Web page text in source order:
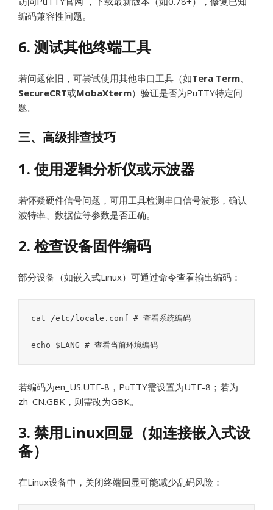
编码兼容性问题。
6. 测试其他终端工具
若问题依旧，可尝试使用其他串口工具（如Tera Term、
SecureCRT或MobaXterm）验证是否为PuTTY特定问
题。
三、高级排查技巧
1. 使用逻辑分析仪或示波器
若怀疑硬件信号问题，可用工具检测串口信号波形，确认
波特率、数据位等参数是否正确。
2. 检查设备固件编码
部分设备（如嵌入式Linux）可通过命令查看输出编码：
cat /etc/locale.conf # 查看系统编码
echo $LANG # 查看当前环境编码
若编码为en_US.UTF-8，PuTTY需设置为UTF-8；若为
zh_CN.GBK，则需改为GBK。
3. 禁用Linux回显（如连接嵌入式设
备）
在Linux设备中，关闭终端回显可能减少乱码风险：